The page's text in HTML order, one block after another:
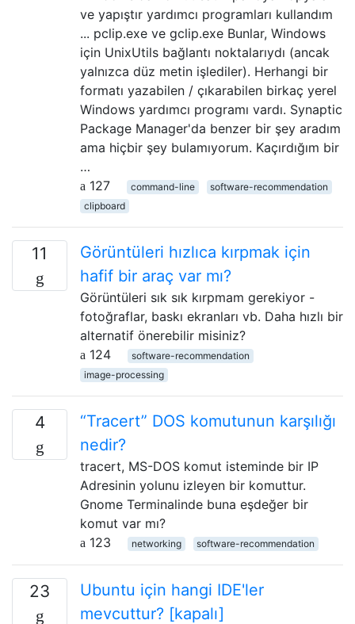
ve yapıştır yardımcı programları kullandım
... pclip.exe ve gclip.exe Bunlar, Windows
için UnixUtils bağlantı noktalarıydı (ancak
yalnızca düz metin işlediler). Herhangi bir
formatı yazabilen / çıkarabilen birkaç yerel
Windows yardımcı programı vardı. Synaptic
Package Manager'da benzer bir şey aradım
ama hiçbir şey bulamıyorum. Kaçırdığım bir
…
127
command-line
software-recommendation
clipboard
11
Görüntüleri hızlıca kırpmak için
hafif bir araç var mı?
Görüntüleri sık sık kırpmam gerekiyor -
fotoğraflar, baskı ekranları vb. Daha hızlı bir
alternatif önerebilir misiniz?
124
software-recommendation
image-processing
4
“Tracert” DOS komutunun karşılığı
nedir?
tracert, MS-DOS komut isteminde bir IP
Adresinin yolunu izleyen bir komuttur.
Gnome Terminalinde buna eşdeğer bir
komut var mı?
123
networking software-recommendation
23
Ubuntu için hangi IDE'ler
mevcuttur? [kapalı]